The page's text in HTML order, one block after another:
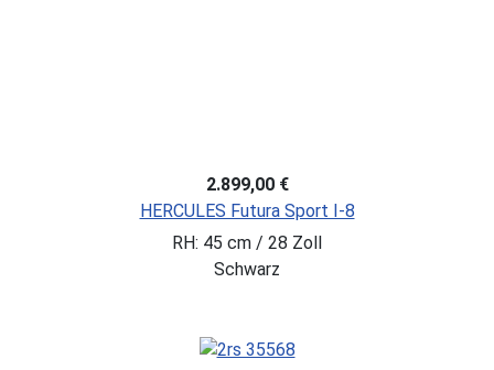
2.899,00 €
HERCULES Futura Sport I-8
RH: 45 cm / 28 Zoll
Schwarz